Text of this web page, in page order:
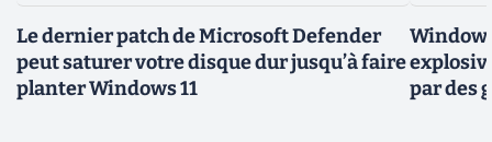
Le dernier patch de Microsoft Defender
peut saturer votre disque dur jusqu’à faire
planter Windows 11
par des